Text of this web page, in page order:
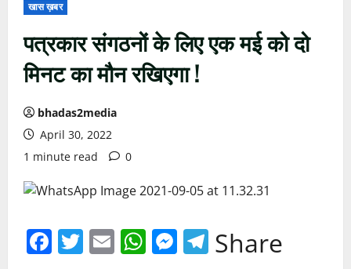
खास ख़बर
पत्रकार संगठनों के लिए एक मई को दो
मिनट का मौन रखिएगा !
bhadas2media
April 30, 2022
1 minute read
0
Facebook
Twitter
EmailWhatsApp
Messenger
Telegram
Share